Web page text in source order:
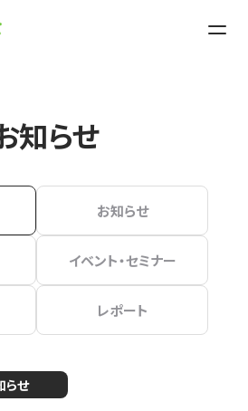
知らせ
お知らせ
イベント・セミナー
レポート
らせ